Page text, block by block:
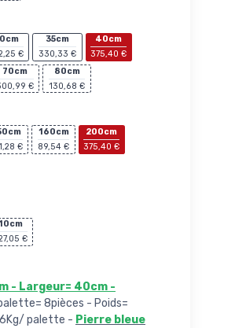
€
35cm
330,33 €
40cm
375,40 €
70cm
€
80cm
130,68 €
€
160cm
89,54 €
200cm
375,40 €
€
- Largeur= 40cm -
8pièces - Poids=
palette - Pierre bleue